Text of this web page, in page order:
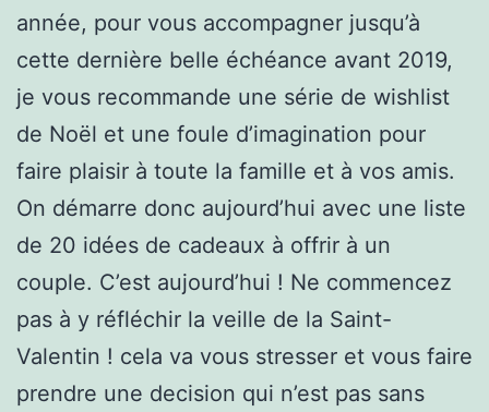
année, pour vous accompagner jusqu’à
cette dernière belle échéance avant 2019,
je vous recommande une série de wishlist
de Noël et une foule d’imagination pour
faire plaisir à toute la famille et à vos amis.
On démarre donc aujourd’hui avec une liste
de 20 idées de cadeaux à offrir à un
couple. C’est aujourd’hui ! Ne commencez
pas à y réfléchir la veille de la Saint-
Valentin ! cela va vous stresser et vous faire
prendre une decision qui n’est pas sans